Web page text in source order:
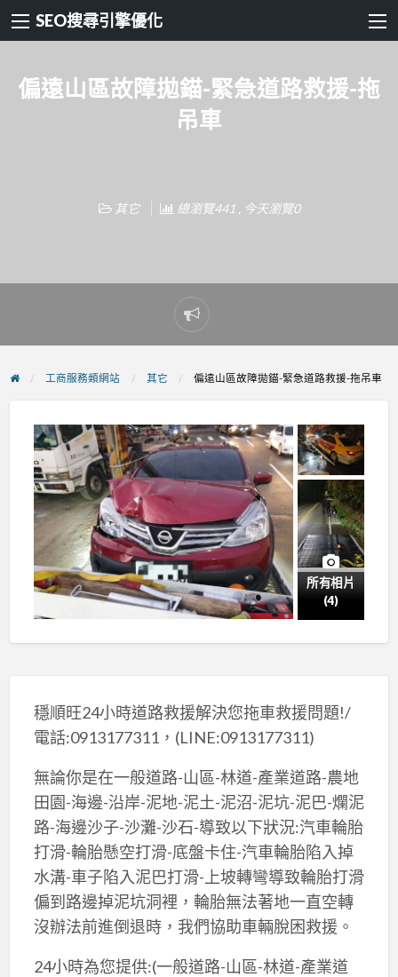
SEO搜尋引擎優化
偏遠山區故障拋錨-緊急道路救援-拖
吊車
其它 總瀏覽441 , 今天瀏覽0
Report
problem
工商服務類網站 其它 偏遠山區故障拋錨-緊急道路救援-拖吊車
所有相片
(4)
穩順旺24小時道路救援解決您拖車救援問題!/
電話:0913177311，(LINE:0913177311)
無論你是在一般道路-山區-林道-產業道路-農地
田園-海邊-沿岸-泥地-泥土-泥沼-泥坑-泥巴-爛泥
路-海邊沙子-沙灘-沙石-導致以下狀況:汽車輪胎
打滑-輪胎懸空打滑-底盤卡住-汽車輪胎陷入掉
水溝-車子陷入泥巴打滑-上坡轉彎導致輪胎打滑
偏到路邊掉泥坑洞裡，輪胎無法著地一直空轉
沒辦法前進倒退時，我們協助車輛脫困救援。
24小時為您提供:(一般道路-山區-林道-產業道